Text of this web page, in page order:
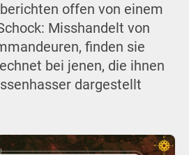
offen von einem
Misshandelt von
finden sie
bei jenen, die ihnen
dargestellt